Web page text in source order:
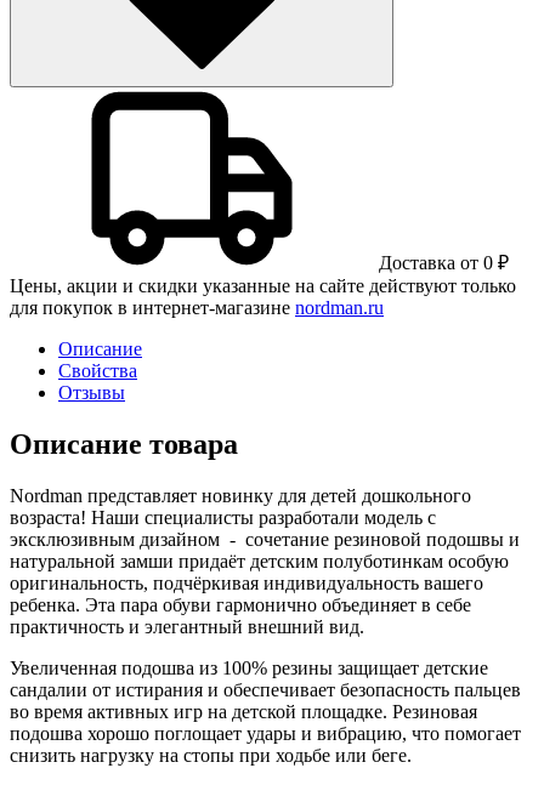
Доставка от 0 ₽
Цены, акции и скидки указанные на сайте действуют только
для покупок в интернет-магазине nordman.ru
Описание
Свойства
Отзывы
Описание товара
Nordman представляет новинку для детей дошкольного
возраста! Наши специалисты разработали модель с
эксклюзивным дизайном - сочетание резиновой подошвы и
натуральной замши придаёт детским полуботинкам особую
оригинальность, подчёркивая индивидуальность вашего
ребенка. Эта пара обуви гармонично объединяет в себе
практичность и элегантный внешний вид.
Увеличенная подошва из 100% резины защищает детские
сандалии от истирания и обеспечивает безопасность пальцев
во время активных игр на детской площадке. Резиновая
подошва хорошо поглощает удары и вибрацию, что помогает
снизить нагрузку на стопы при ходьбе или беге.